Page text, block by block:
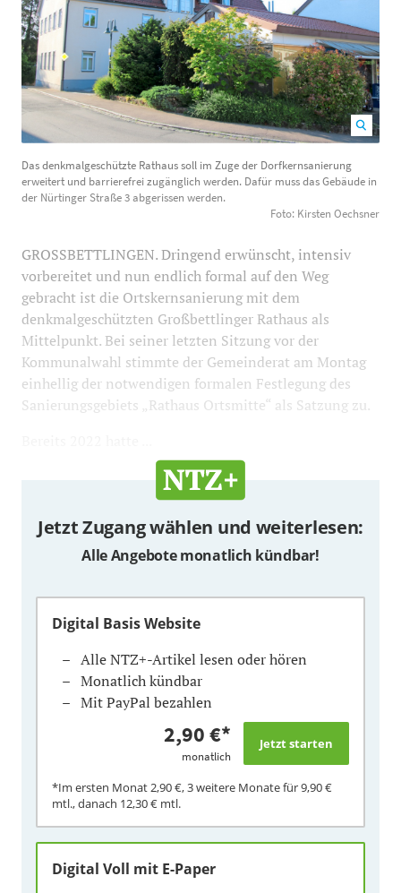
Dorfkernsanierung erweitert und barrierefrei zugänglich
werden. Dafür muss das Gebäude in der Nürtinger
Straße 3 abgerissen werden. Foto: Kirsten Oechsner
Das denkmalgeschützte Rathaus soll im Zuge der Dorfkernsanierung
erweitert und barrierefrei zugänglich werden. Dafür muss das Gebäude in
der Nürtinger Straße 3 abgerissen werden.
Foto: Kirsten Oechsner
GROSSBETTLINGEN. Dringend erwünscht, intensiv
vorbereitet und nun endlich formal auf den Weg
gebracht ist die Ortskernsanierung mit dem
denkmalgeschützten Großbettlinger Rathaus als
Mittelpunkt. Bei seiner letzten Sitzung vor der
Kommunalwahl stimmte der Gemeinderat am Montag
einhellig der notwendigen formalen Festlegung des
Sanierungsgebiets „Rathaus Ortsmitte“ als Satzung zu.
Jetzt Zugang wählen und weiterlesen:
Alle Angebote monatlich kündbar!
Digital Basis Website
Alle NTZ+-Artikel lesen oder hören
Monatlich kündbar
Mit PayPal bezahlen
2,90 €*
monatlich
*Im ersten Monat2,90 €, 3 weitere Monate für9,90 €
mtl., danach 12,30 € mtl.
Digital Voll mit E-Paper